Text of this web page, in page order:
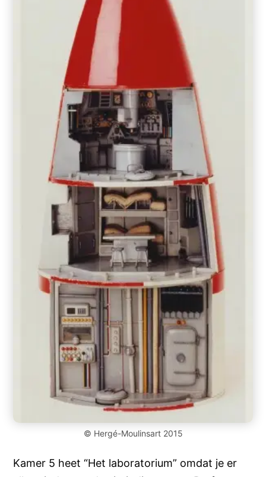
© Hergé-Moulinsart 2015
Kamer 5 heet “Het laboratorium” omdat je er